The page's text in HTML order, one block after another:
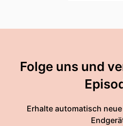
Folge uns und
Erhalte automatisch